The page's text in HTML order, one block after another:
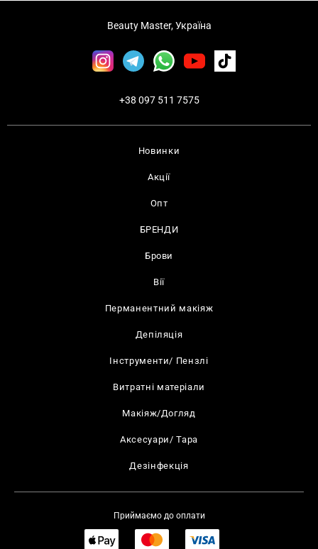
Новинки
Акції
Опт
БРЕНДИ
Брови
Вії
Перманентний макіяж
Депіляція
Інструменти/ Пензлі
Витратні матеріали
Макіяж/Догляд
Аксесуари/ Тара
Дезінфекція
Beauty Master, Україна
+38 097 511 7575
Приймаємо до оплати